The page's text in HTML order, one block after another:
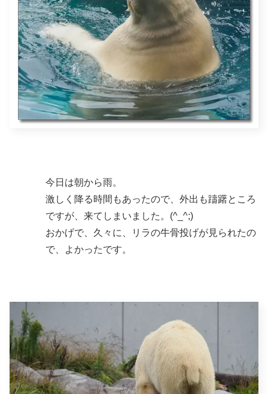
今日は朝から雨。
激しく降る時間もあったので、外出も躊躇ところ
ですが、来てしまいました。(^_^;)
おかげで、久々に、リラの牛骨投げが見られたの
で、よかったです。